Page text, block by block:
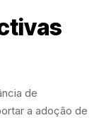
de
a adoção de